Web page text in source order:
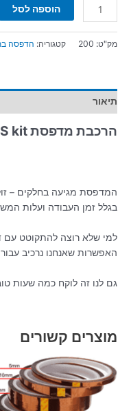
הוספה לסל
מק"ט: 200 קטגוריה: הדפסה
תיאור
הרכבת מדפסת PRUSA i3 MK3S kit
המדפסת מגיעה בחלקים –
בגלל זמן העבודה ועלות
למי שלא רוצה להתקוטט עם
האפשרות שאנחנו נרכיב
גם לנו זה לוקח כמה שעות
מוצרים קשורים